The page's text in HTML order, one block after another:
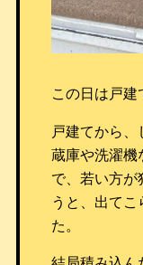
この日は戸建
戸建てから
蔵庫や洗濯機
で、若い方が
うと、出て
た。